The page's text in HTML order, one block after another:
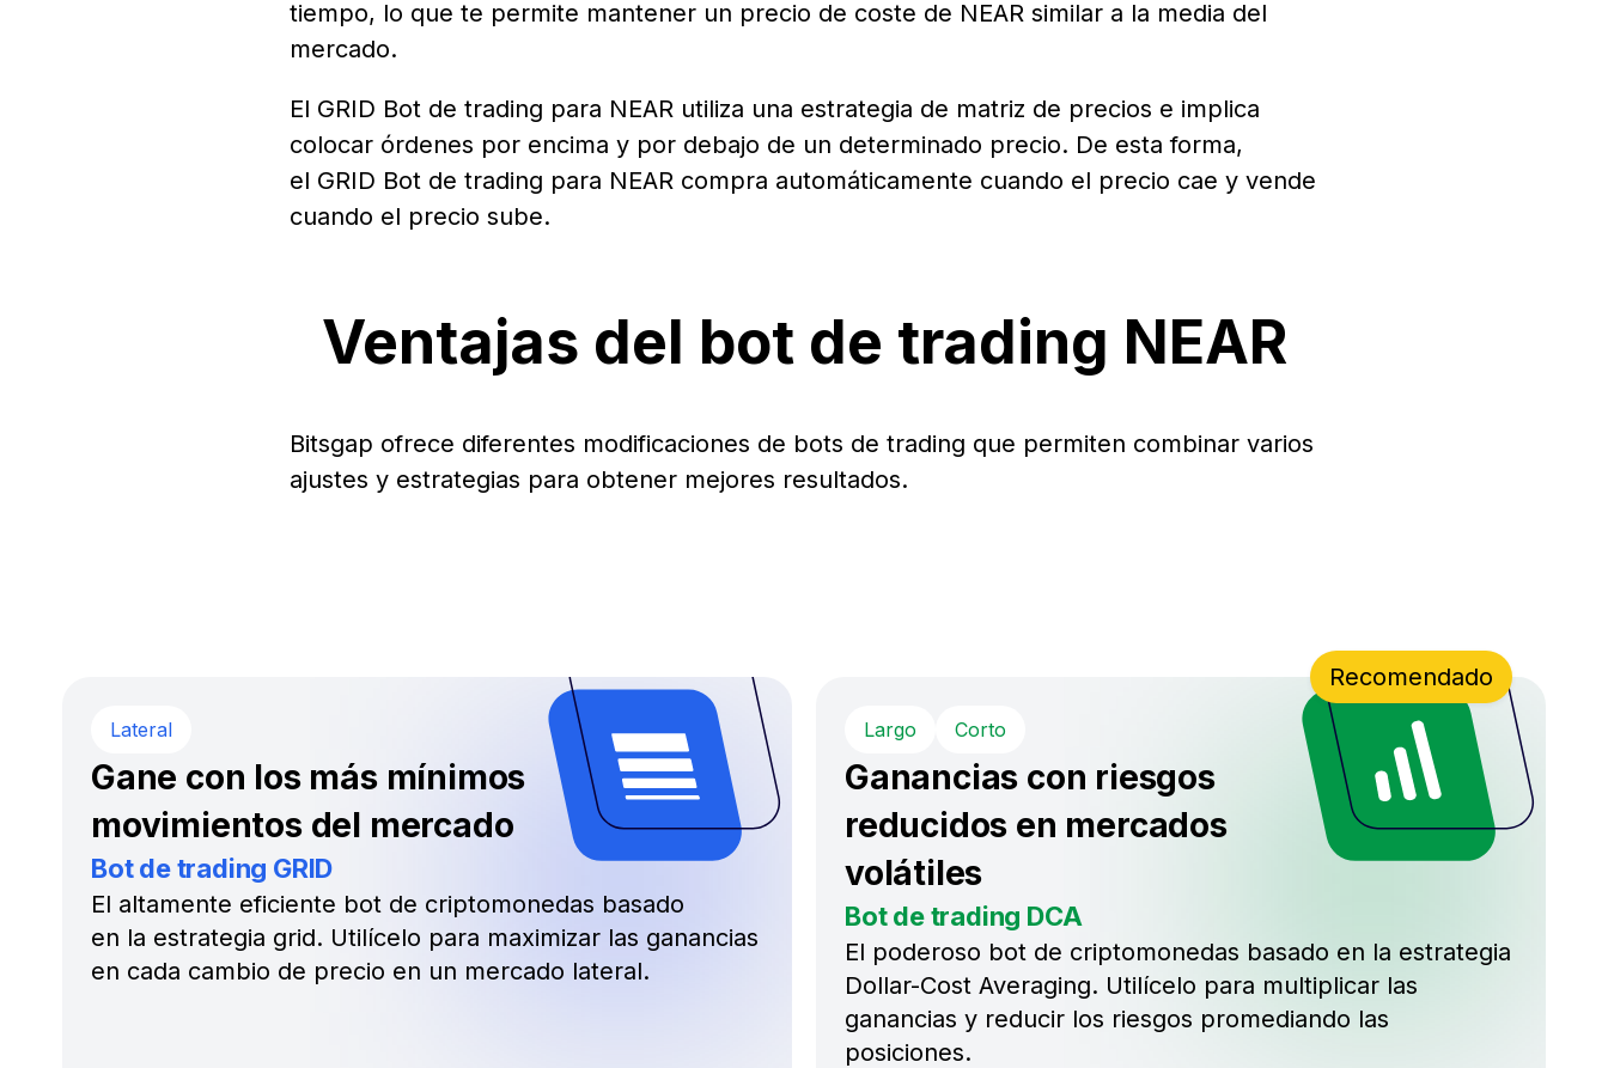
tiempo, lo que te permite mantener un precio de coste de NEAR similar a la media del
mercado.
El GRID Bot de trading para NEAR utiliza una estrategia de matriz de precios e implica
colocar órdenes por encima y por debajo de un determinado precio. De esta forma,
el GRID Bot de trading para NEAR compra automáticamente cuando el precio cae y vende
cuando el precio sube.
Ventajas del bot de trading NEAR
Bitsgap ofrece diferentes modificaciones de bots de trading que permiten combinar varios
ajustes y estrategias para obtener mejores resultados.
Lateral
Gane con los más mínimos
movimientos del mercado
Bot de trading GRID
El altamente eficiente bot de criptomonedas basado
en la estrategia grid. Utilícelo para maximizar las ganancias
en cada cambio de precio en un mercado lateral.
Largo Corto
Ganancias con riesgos
reducidos en mercados
volátiles
Bot de trading DCA
El poderoso bot de criptomonedas basado en la estrategia
Dollar-Cost Averaging. Utilícelo para multiplicar las
ganancias y reducir los riesgos promediando las
posiciones.
Recomendado